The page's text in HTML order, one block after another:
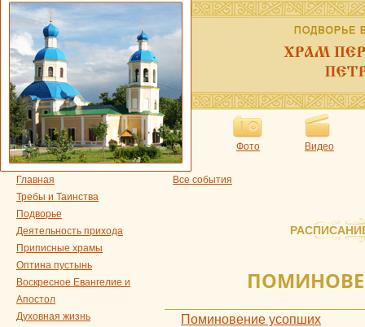
Фото Видео
Главная
Требы и Таинства
Подворье
Деятельность прихода
Приписные храмы
Оптина пустынь
Воскресное Евангелие и
Апостол
Духовная жизнь
Все события
Поминовение усопших